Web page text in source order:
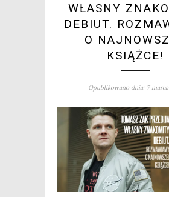
WŁASNY
DEBIUT.
O
KSIĄŻCE!
Opublikowano dnia: 7 marca